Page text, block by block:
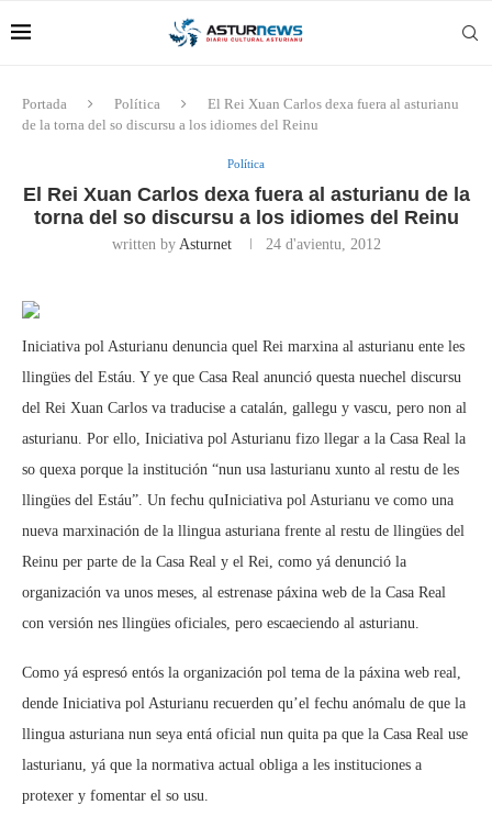
Portada Política
El Rei Xuan Carlos dexa fuera al asturianu
de la torna del so discursu a los idiomes del Reinu
Política
El Rei Xuan Carlos dexa fuera al asturianu de la
torna del so discursu a los idiomes del Reinu
written by Asturnet 24 d'avientu, 2012
Iniciativa pol Asturianu denuncia quel Rei marxina al asturianu ente les
llingües del Estáu. Y ye que Casa Real anunció questa nuechel discursu
del Rei Xuan Carlos va traducise a catalán, gallegu y vascu, pero non al
asturianu. Por ello, Iniciativa pol Asturianu fizo llegar a la Casa Real la
so quexa porque la institución “nun usa lasturianu xunto al restu de les
llingües del Estáu”. Un fechu quIniciativa pol Asturianu ve como una
nueva marxinación de la llingua asturiana frente al restu de llingües del
Reinu per parte de la Casa Real y el Rei, como yá denunció la
organización va unos meses, al estrenase páxina web de la Casa Real
con versión nes llingües oficiales, pero escaeciendo al asturianu.
Como yá espresó entós la organización pol tema de la páxina web real,
dende Iniciativa pol Asturianu recuerden qu’el fechu anómalu de que la
llingua asturiana nun seya entá oficial nun quita pa que la Casa Real use
lasturianu, yá que la normativa actual obliga a les instituciones a
protexer y fomentar el so usu.